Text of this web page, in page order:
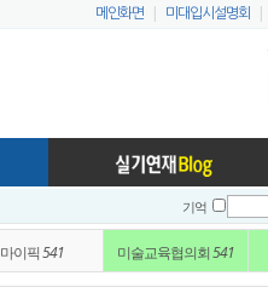
메인화면 | 미대입시설명회 |
기억
마이픽541 미술교육협의회541